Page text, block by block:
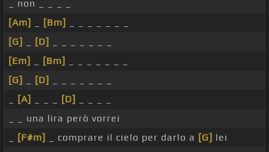
_ non _ _ _ _
[Am]
[Bm]
[G]
[D]
[Em]
[Bm]
[G]
[D]
[A] [D]
_ _ una lira però vorrei
[F#m] _ comprare il cielo per darlo a [G] lei